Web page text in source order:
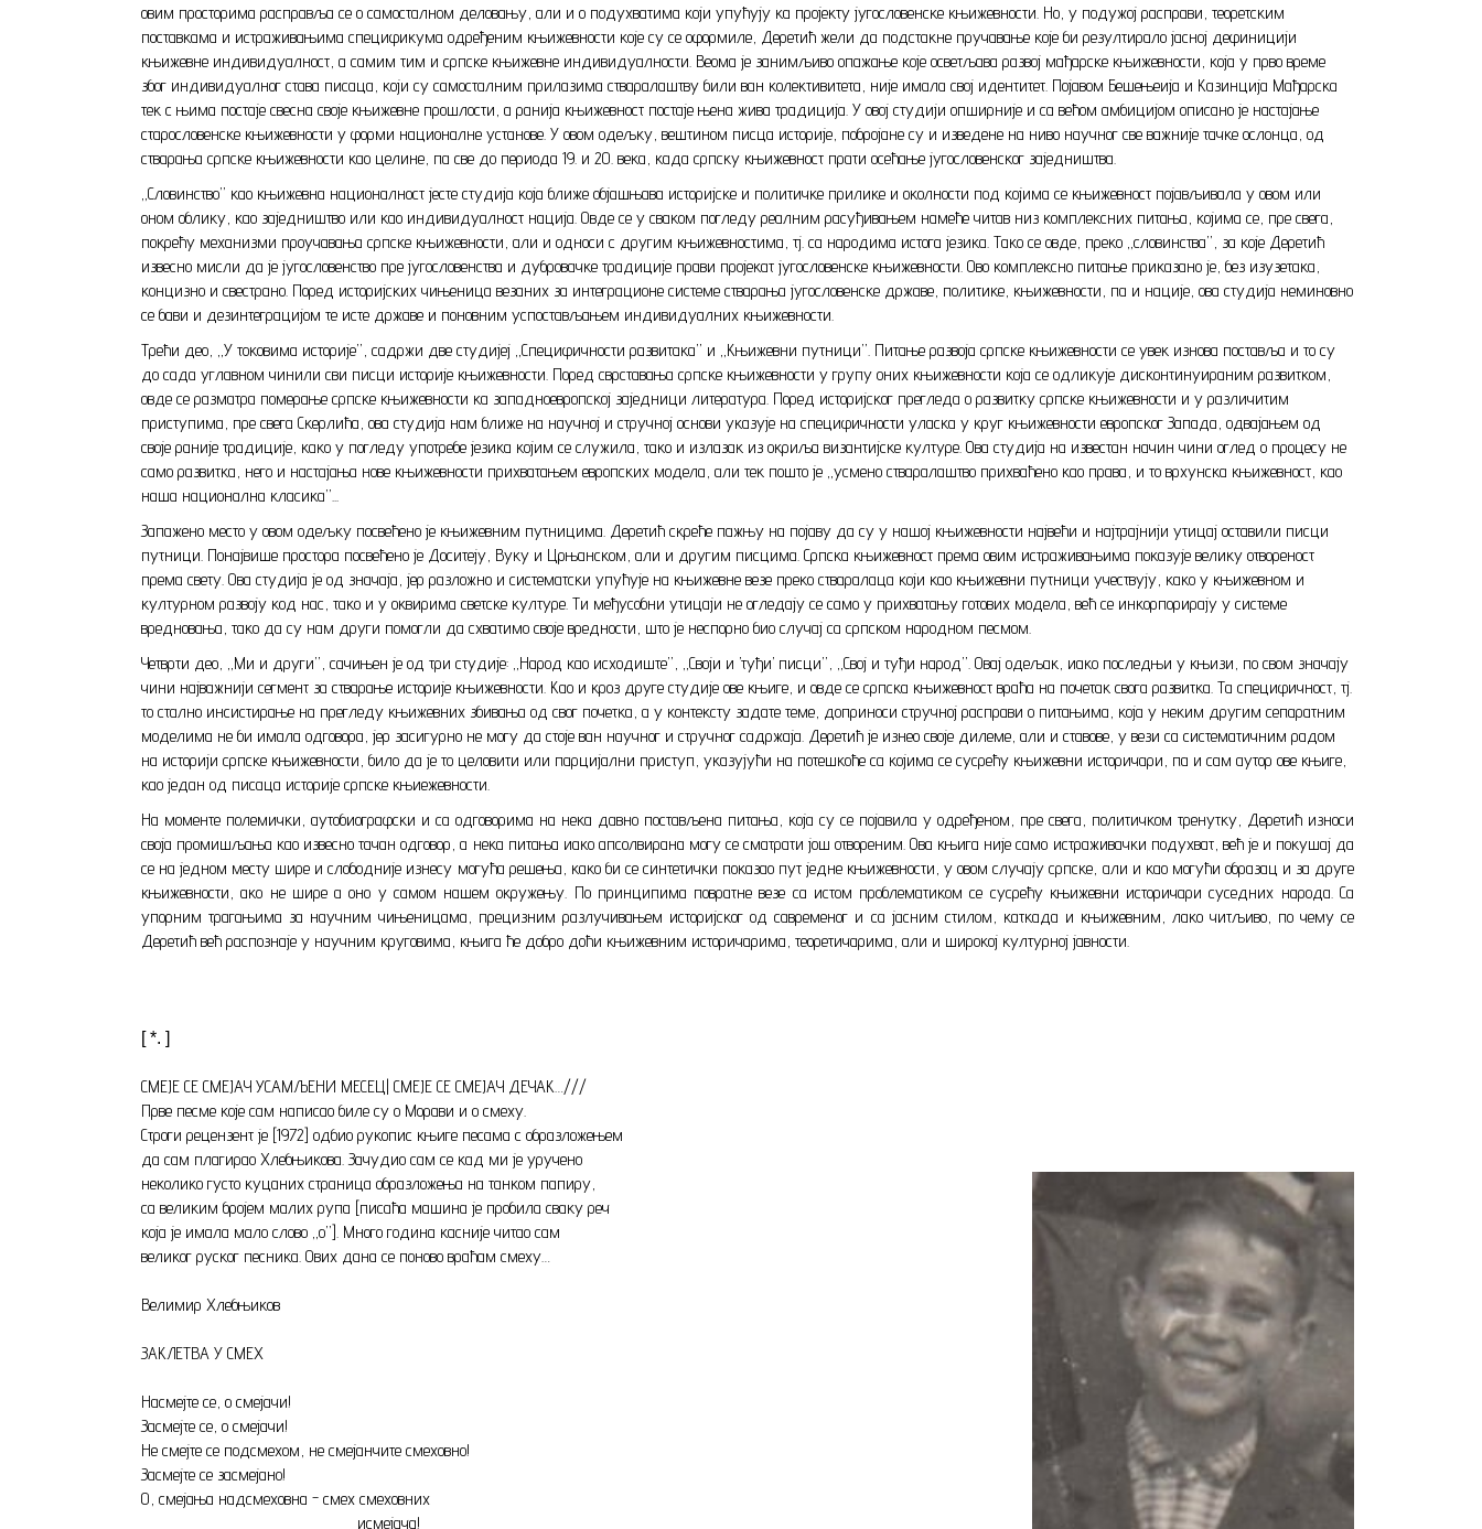
овим просторима расправља се о самосталном деловању, али и о подухватима који упућују ка пројекту југословенске књижевности. Но, у подужој расправи, теоретским
поставкама и истраживањима спецификума одређеним књижевности које су се оформиле, Деретић жели да подстакне пручавање које би резултирало јасној дефиницији
књижевне индивидуалност, а самим тим и српске књижевне индивидуалности. Веома је занимљиво опажање које осветљава развој мађарске књижевности, која у прво време
због индивидуалног става писаца, који су самосталним прилазима стваралаштву били ван колективитета, није имала свој идентитет. Појавом Бешењеија и Казинција Мађарска
тек с њима постаје свесна своје књижевне прошлости, а ранија књижевност постаје њена жива традиција. У овој студији опширније и са већом амбицијом описано је настајање
старословенске књижевности у форми националне установе. У овом одељку, вештином писца историје, побројане су и изведене на ниво научног све важније тачке ослонца, од
стварања српске књижевности као целине, па све до периода 19. и 20. века, када српску књижевност прати осећање југословенског заједништва.
„Словинство” као књижевна националност јесте студија која ближе објашњава историјске и политичке прилике и околности под којима се књижевност појављивала у овом или
оном облику, као заједништво или као индивидуалност нација. Овде се у сваком погледу реалним расуђивањем намеће читав низ комплексних питања, којима се, пре свега,
покрећу механизми проучавања српске књижевности, али и односи с другим књижевностима, тј. са народима истога језика. Тако се овде, преко „словинства”, за које Деретић
извесно мисли да је југословенство пре југословенства и дубровачке традиције прави пројекат југословенске књижевности. Ово комплексно питање приказано је, без изузетака,
концизно и свестрано. Поред историјских чињеница везаних за интеграционе системе стварања југословенске државе, политике, књижевности, па и нације, ова студија неминовно
се бави и дезинтеграцијом те исте државе и поновним успостављањем индивидуалних књижевности.
Трећи део, „У токовима историје”, садржи две студијеј „Специфичности развитака” и „Књижевни путници”. Питање развоја српске књижевности се увек изнова поставља и то су
до сада углавном чинили сви писци историје књижевности. Поред сврставања српске књижевности у групу оних књижевности која се одликује дисконтинуираним развитком,
овде се разматра померање српске књижевности ка западноевропској заједници литература. Поред историјског прегледа о развитку српске књижевности и у различитим
приступима, пре свега Скерлића, ова студија нам ближе на научној и стручној основи указује на специфичности уласка у круг књижевности европског Запада, одвајањем од
своје раније традиције, како у погледу употребе језика којим се служила, тако и излазак из окриља византијске културе. Ова студија на известан начин чини оглед о процесу не
само развитка, него и настајања нове књижевности прихватањем европских модела, али тек пошто је „усмено стваралаштво прихваћено као права, и то врхунска књижевност, као
наша национална класика”...
Запажено место у овом одељку посвећено је књижевним путницима. Деретић скреће пажњу на појаву да су у нашој књижевности највећи и најтрајнији утицај оставили писци
путници. Понајвише простора посвећено је Доситеју, Вуку и Црњанском, али и другим писцима. Српска књижевност према овим истраживањима показује велику отвореност
према свету. Ова студија је од значаја, јер разложно и систематски упућује на књижевне везе преко стваралаца који као књижевни путници учествују, како у књижевном и
културном развоју код нас, тако и у оквирима светске културе. Ти међусобни утицаји не огледају се само у прихватању готових модела, већ се инкорпорирају у системе
вредновања, тако да су нам други помогли да схватимо своје вредности, што је неспорно био случај са српском народном песмом.
Четврти део, „Ми и други”, сачињен је од три студије: „Народ као исходиште”, „Своји и ’туђи’ писци”, „Свој и туђи народ”. Овај одељак, иако последњи у књизи, по свом значају
чини најважнији сегмент за стварање историје књижевности. Као и кроз друге студије ове књиге, и овде се српска књижевност враћа на почетак свога развитка. Та специфичност, тј.
то стално инсистирање на прегледу књижевних збивања од свог почетка, а у контексту задате теме, доприноси стручној расправи о питањима, која у неким другим сепаратним
моделима не би имала одговора, јер засигурно не могу да стоје ван научног и стручног садржаја. Деретић је изнео своје дилеме, али и ставове, у вези са систематичним радом
на историји српске књижевности, било да је то целовити или парцијални приступ, указујући на потешкоће са којима се сусрећу књижевни историчари, па и сам аутор ове књиге,
као један од писаца историје српске књиежевности.
На моменте полемички, аутобиографски и са одговорима на нека давно постављена питања, која су се појавила у одређеном, пре свега, политичком тренутку, Деретић износи
своја промишљања као извесно тачан одговор, а нека питања иако апсолвирана могу се сматрати још отвореним. Ова књига није само истраживачки подухват, већ је и покушај да
се на једном месту шире и слободније изнесу могућа решења, како би се синтетички показао пут једне књижевности, у овом случају српске, али и као могући образац и за друге
књижевности, ако не шире а оно у самом нашем окружењу. По принципима повратне везе са истом проблематиком се сусрећу књижевни историчари суседних народа. Са
упорним трагањима за научним чињеницама, прецизним разлучивањем историјског од савременог и са јасним стилом, каткада и књижевним, лако читљиво, по чему се
Деретић већ распознаје у научним круговима, књига ће добро доћи књижевним историчарима, теоретичарима, али и широкој културној јавности.
[ *. ]
СМЕЈЕ СЕ СМЕЈАЧ УСАМЉЕНИ МЕСЕЦ| СМЕЈЕ СЕ СМЕЈАЧ ДЕЧАК…///
Прве песме које сам написао биле су о Морави и о смеху.
Строги рецензент је [1972] одбио рукопис књиге песама с образложењем
да сам плагирао Хлебњикова. Зачудио сам се кад ми је уручено
неколико густо куцаних страница образложења на танком папиру,
са великим бројем малих рупа [писаћа машина je пробила сваку реч
која је имала мало слово „о”]. Много година касније читао сам
великог руског песника. Ових дана се поново враћам смеху…
Велимир Хлебњиков
ЗАКЛЕТВА У СМЕХ
Насмејте се, о смејачи!
Засмејте се, о смејачи!
Не смејте се подсмехом, не смејанчите смеховно!
Засмејте се засмејано!
О, смејања надсмеховна - смех смеховних
исмејача!